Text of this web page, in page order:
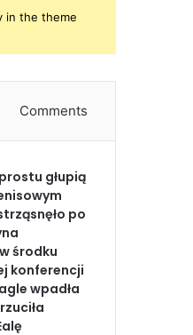
in the theme
Comments
głupią
po
środku
konferencji
wpadła